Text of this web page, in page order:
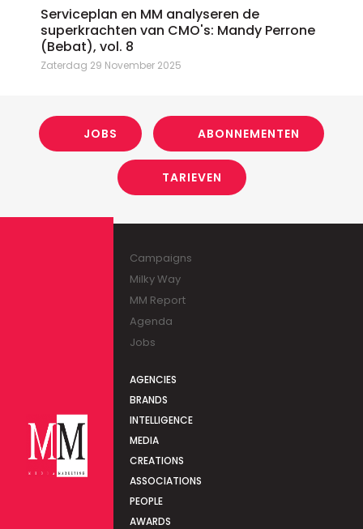
Serviceplan en MM analyseren de
superkrachten van CMO's: Mandy Perrone
(Bebat), vol. 8
Zaterdag 29 November 2025
JOBS ABONNEMENTEN
TARIEVEN
Campaigns
Milky Way
MM Report
Agenda
Jobs
AGENCIES
BRANDS
INTELLIGENCE
MEDIA
CREATIONS
ASSOCIATIONS
PEOPLE
AWARDS